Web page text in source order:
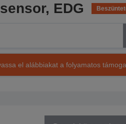
EDG
el alábbiakat a folyamatos